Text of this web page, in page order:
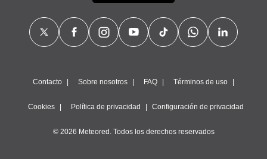
Contacto Sobre nosotros FAQ Términos de uso
Cookies Política de privacidad Configuración de privacidad
© 2026 Meteored. Todos los derechos reservados